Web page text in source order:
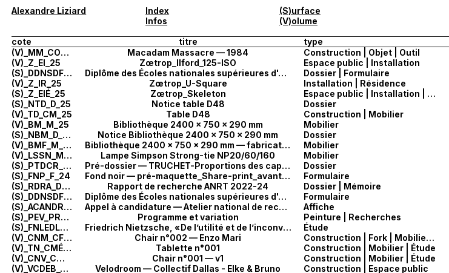
Alexandre Liziard
Index
Infos
(S)urface
(V)olume
cote titre type
(V)_MM_COO_26
Macadam Massacre — 1984 Construction | Objet | Outil
(V)_Z_EI_25
Zœtrop_Ilford_125-ISO Espace public | Installation
(S)_DDNSDFN_DF_25
Diplôme des Écoles nationales supérieures d'Art française — Notice Dossier | Formulaire
(V)_Z_IR_25
Zœtrop_U-Square Installation | Résidence
(S)_Z_EIÉ_25
Zœtrop_Skeleton Espace public | Installation | Étude
(S)_NTD_D_25
Notice table D48 Dossier
(V)_TD_CM_25
Table D48 Construction | Mobilier
(V)_BM_M_25
Bibliothèque 2400 × 750 × 290 mm Mobilier
(S)_NBM_D_25
Notice Bibliothèque 2400 × 750 × 290 mm Dossier
(V)_BMF_M_25
Bibliothèque 2400 × 750 × 290 mm — fabrication Mobilier
(V)_LSSN_M_24
Lampe Simpson Strong-tie NP20/60/160 Mobilier
(S)_PTDCR_D_24
Pré-dossier — TRUCHET-Proportions des capitales romaines-Manuscrit-LETTARC Dossier
(S)_FNP_F_24
Fond noir — pré-maquette_Share-print_avant_calage_final Formulaire
(S)_RDRA_DM_24
Rapport de recherche ANRT 2022-24 Dossier | Mémoire
(S)_DDNSDF_F_23
Diplôme des Écoles nationales supérieures d'Art française Formulaire
(S)_ACANDRT_A_23
Appel à candidature — Atelier national de recherche typographique 2023 Affiche
(S)_PEV_PR_23
Programme et variation Peinture | Recherches
(S)_FNLEDLDH_É_21
Friedrich Nietzsche, «De l’utilité et de l’inconvénient des études historiques Étude
(V)_CNM_CFMÉ_21
Chair n°002 — Enzo Mari Construction | Fork | Mobilier | Étude
(V)_TN_CMÉ_21
Tablette n°001 Construction | Mobilier | Étude
(V)_CNV_CMÉ_21
Chair n°001 — v1 Construction | Mobilier | Étude
(V)_VCDEB_CE_21
Velodroom — Collectif Dallas - Elke & Bruno Construction | Espace public